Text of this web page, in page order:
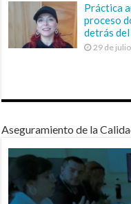
Práctica
proceso
detrás
29 de
Aseguramiento de la